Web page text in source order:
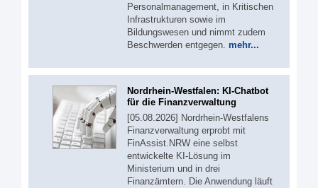
Personalmanagement, in Kritischen
Infrastrukturen sowie im
Bildungswesen und nimmt zudem
Beschwerden entgegen. mehr...
Nordrhein-Westfalen: KI-Chatbot
für die Finanzverwaltung
[05.08.2026] Nordrhein-Westfalens
Finanzverwaltung erprobt mit
FinAssist.NRW eine selbst
entwickelte KI-Lösung im
Ministerium und in drei
Finanzämtern. Die Anwendung läuft